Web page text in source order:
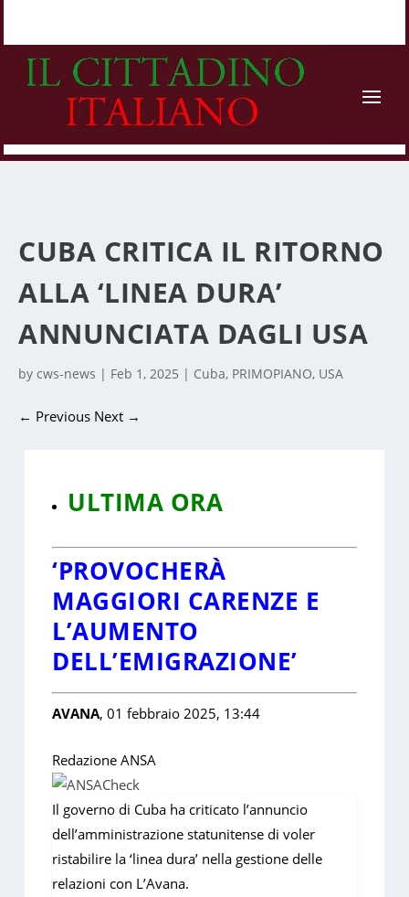
CUBA CRITICA IL RITORNO
ALLA ‘LINEA DURA’
ANNUNCIATA DAGLI USA
by cws-news | Feb 1, 2025 | Cuba, PRIMOPIANO, USA
← Previous Next →
ULTIMA ORA
‘PROVOCHERÀ
MAGGIORI CARENZE E
L’AUMENTO
DELL’EMIGRAZIONE’
AVANA, 01 febbraio 2025, 13:44
Redazione ANSA
Il governo di Cuba ha criticato l’annuncio
dell’amministrazione statunitense di voler
ristabilire la ‘linea dura’ nella gestione delle
relazioni con L’Avana.